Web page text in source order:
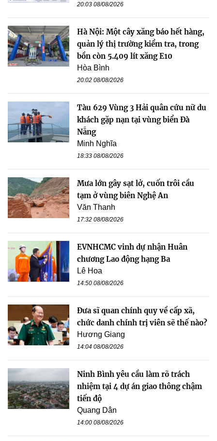
20:03 08/08/2026
Hà Nội: Một cây xăng báo hết hàng,
quản lý thị trường kiểm tra, trong
bồn còn 5.409 lít xăng E10
Hòa Bình
20:02 08/08/2026
Tàu 629 Vùng 3 Hải quân cứu nữ du
khách gặp nạn tại vùng biển Đà
Nẵng
Minh Nghĩa
18:33 08/08/2026
Mưa lớn gây sạt lở, cuốn trôi cầu
tạm ở vùng biên Nghệ An
Văn Thanh
17:32 08/08/2026
EVNHCMC vinh dự nhận Huân
chương Lao động hạng Ba
Lê Hoa
14:50 08/08/2026
Đưa sĩ quan chính quy về cấp xã,
chức danh chính trị viên sẽ thế nào?
Hương Giang
14:04 08/08/2026
Ninh Bình yêu cầu làm rõ trách
nhiệm tại 4 dự án giao thông chậm
tiến độ
Quang Dân
14:00 08/08/2026